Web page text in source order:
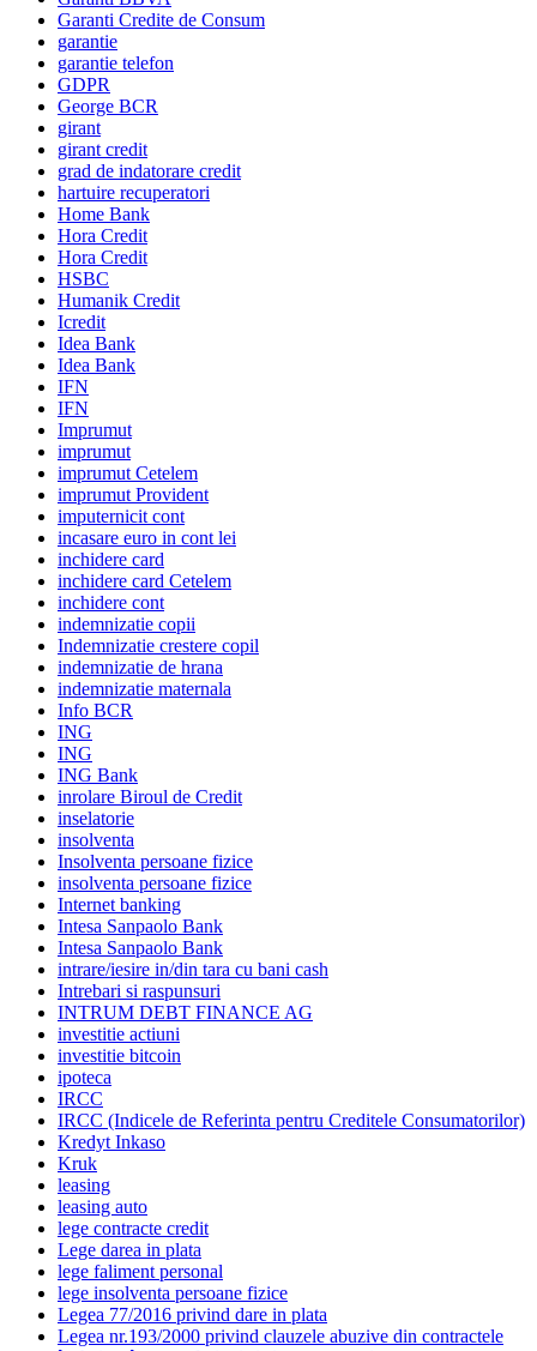
Garanti Credite de Consum
garantie
garantie telefon
GDPR
George BCR
girant
girant credit
grad de indatorare credit
hartuire recuperatori
Home Bank
Hora Credit
Hora Credit
HSBC
Humanik Credit
Icredit
Idea Bank
Idea Bank
IFN
IFN
Imprumut
imprumut
imprumut Cetelem
imprumut Provident
imputernicit cont
incasare euro in cont lei
inchidere card
inchidere card Cetelem
inchidere cont
indemnizatie copii
Indemnizatie crestere copil
indemnizatie de hrana
indemnizatie maternala
Info BCR
ING
ING
ING Bank
inrolare Biroul de Credit
inselatorie
insolventa
Insolventa persoane fizice
insolventa persoane fizice
Internet banking
Intesa Sanpaolo Bank
Intesa Sanpaolo Bank
intrare/iesire in/din tara cu bani cash
Intrebari si raspunsuri
INTRUM DEBT FINANCE AG
investitie actiuni
investitie bitcoin
ipoteca
IRCC
IRCC (Indicele de Referinta pentru Creditele Consumatorilor)
Kredyt Inkaso
Kruk
leasing
leasing auto
lege contracte credit
Lege darea in plata
lege faliment personal
lege insolventa persoane fizice
Legea 77/2016 privind dare in plata
Legea nr.193/2000 privind clauzele abuzive din contractele